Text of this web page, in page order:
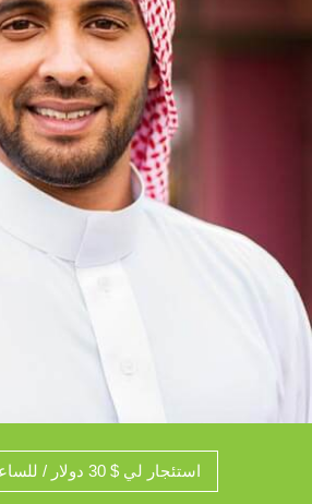
استئجار لي $ 30 دولار / للساعة الواحدة